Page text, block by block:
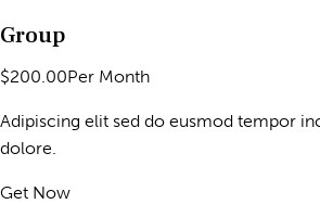
Group
$200.00Per Month
Adipiscing elit sed do eusmod tempor
dolore.
Get Now